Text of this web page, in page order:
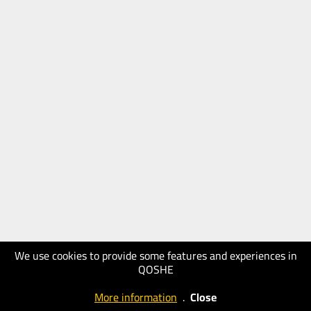
We use cookies to provide some features and experiences in
QOSHE
More information . Close